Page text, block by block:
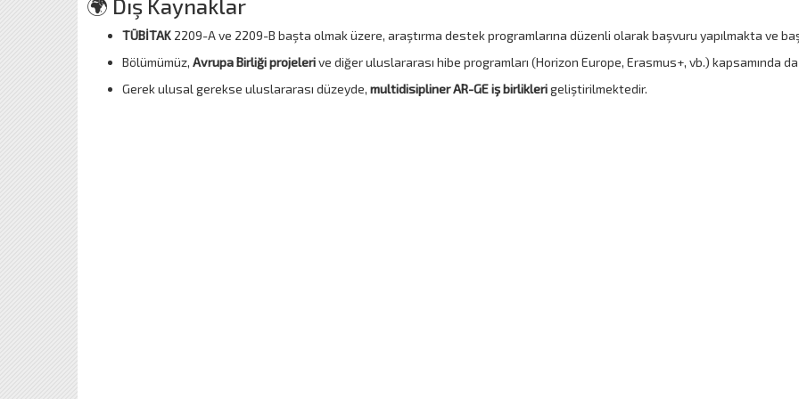
🌍 Dış Kaynaklar
TÜBİTAK 2209-A ve 2209-B başta olmak üzere, araştırma destek programlarına düzenli olarak başvuru yapılmakta ve
Bölümümüz, Avrupa Birliği projelerive diğer uluslararası hibe programları (Horizon Europe, Erasmus+, vb.)
Gerek ulusal gerekse uluslararası düzeyde, multidisipliner AR-GE iş birliklerigeliştirilmektedir.